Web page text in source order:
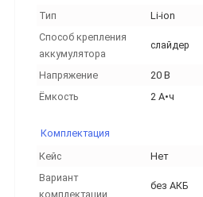
Тип
Li-ion
Способ крепления
аккумулятора
слайдер
Напряжение
20 В
Ёмкость
2 А•ч
Комплектация
Кейс
Нет
Вариант
комплектации
без АКБ